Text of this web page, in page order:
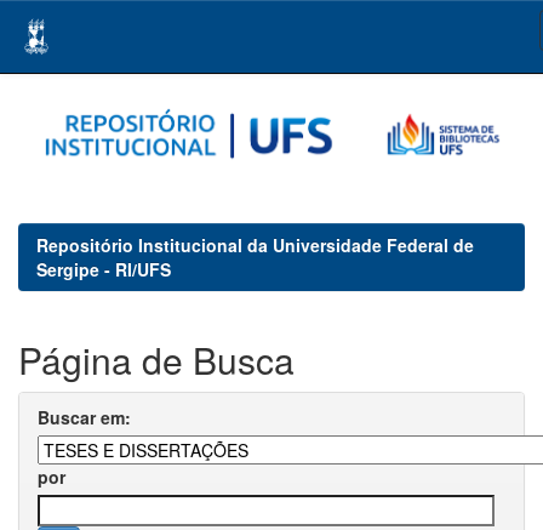
navigation
Repositório Institucional da Universidade Federal de
Sergipe - RI/UFS
Página de Busca
Buscar em:
por